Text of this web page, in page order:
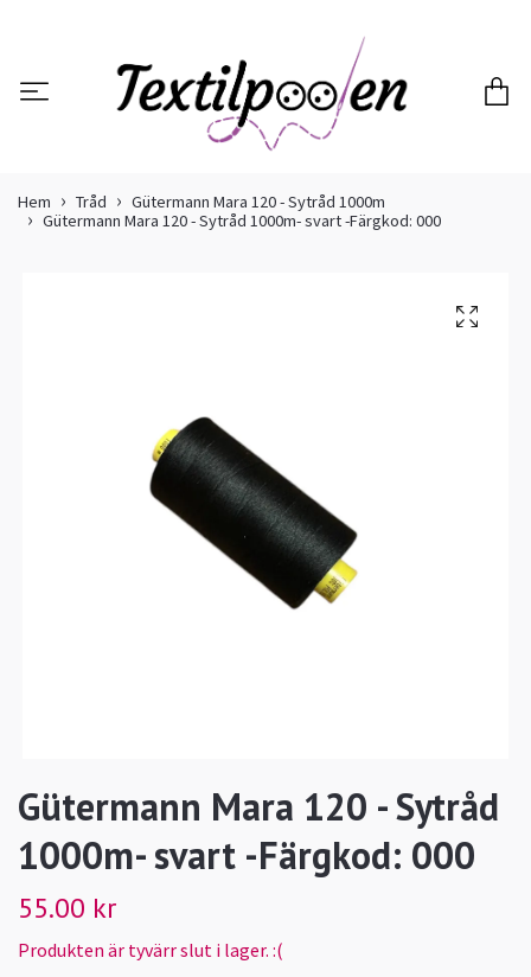
Hem Tråd
Gütermann Mara 120 - Sytråd 1000m
Gütermann Mara 120 - Sytråd 1000m- svart -Färgkod: 000
Gütermann Mara 120 - Sytråd
1000m- svart -Färgkod: 000
55.00 kr
Produkten är tyvärr slut i lager. :(